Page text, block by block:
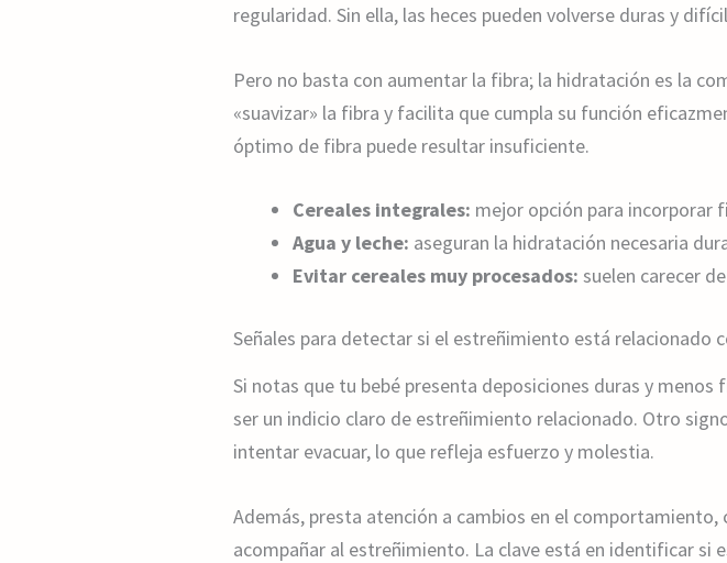
regularidad. Sin ella, las heces pueden volverse duras y
Pero no basta con aumentar la fibra; la hidratación es la
«suavizar» la fibra y facilita que cumpla su función
óptimo de fibra puede resultar insuficiente.
Cereales integrales: mejor opción para incorporar
Agua y leche: aseguran la hidratación necesaria
Evitar cereales muy procesados: suelen carecer
Señales para detectar si el estreñimiento está relacionado
Si notas que tu bebé presenta deposiciones duras y
ser un indicio claro de estreñimiento relacionado. Otro
intentar evacuar, lo que refleja esfuerzo y molestia.
Además, presta atención a cambios en el
acompañar al estreñimiento. La clave está en identificar si